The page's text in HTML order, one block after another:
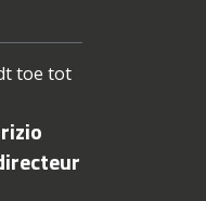
toe tot